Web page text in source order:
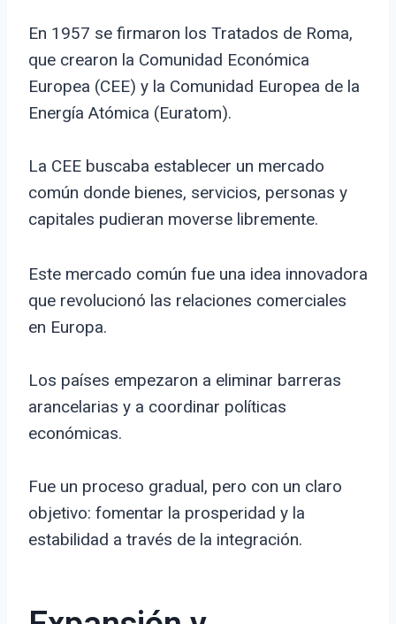
En 1957 se firmaron los Tratados de Roma,
que crearon la Comunidad Económica
Europea (CEE) y la Comunidad Europea de la
Energía Atómica (Euratom).
La CEE buscaba establecer un mercado
común donde bienes, servicios, personas y
capitales pudieran moverse libremente.
Este mercado común fue una idea innovadora
que revolucionó las relaciones comerciales
en Europa.
Los países empezaron a eliminar barreras
arancelarias y a coordinar políticas
económicas.
Fue un proceso gradual, pero con un claro
objetivo: fomentar la prosperidad y la
estabilidad a través de la integración.